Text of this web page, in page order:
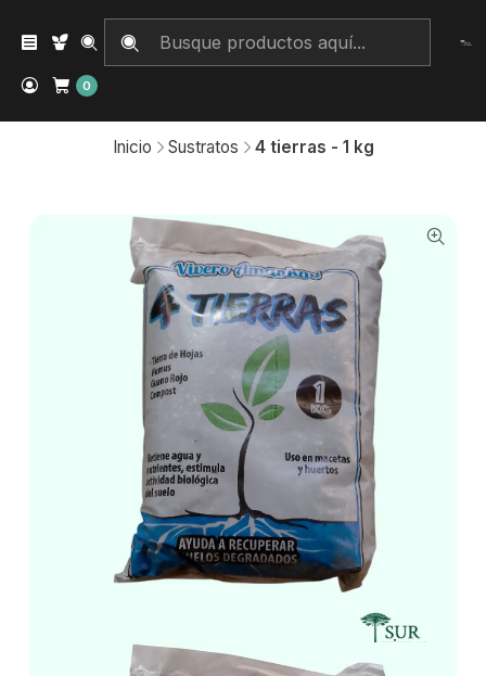
0
Inicio Sustratos 4 tierras - 1 kg